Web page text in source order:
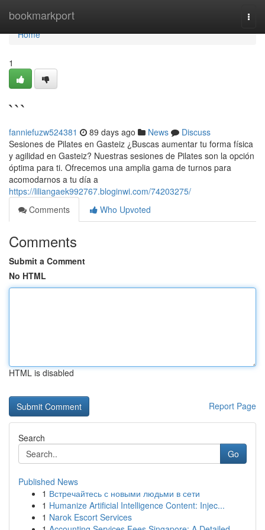
bookmarkport
Home
Home
1
```
fanniefuzw524381 89 days ago News
Discuss
Sesiones de Pilates en Gasteiz ¿Buscas aumentar tu forma física
y agilidad en Gasteiz? Nuestras sesiones de Pilates son la opción
óptima para ti. Ofrecemos una amplia gama de turnos para
acomodarnos a tu día a
https://liliangaek992767.bloginwi.com/74203275/
Comments
Who Upvoted
Comments
Submit a Comment
No HTML
HTML is disabled
Report Page
Search
Go
Published News
1 Встречайтесь с новыми людьми в сети
1 Humanize Artificial Intelligence Content: Injec...
1 Narok Escort Services